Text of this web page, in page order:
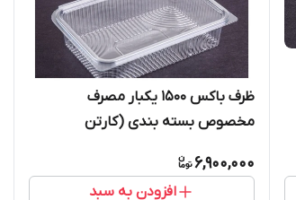
ظرف باکس ۱۵۰۰ یکبار مصرف
مخصوص بسته بندی (کارتن
6,900,000
افزودن به سبد